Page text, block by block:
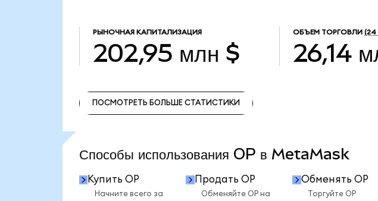
РЫНОЧНАЯ КАПИТАЛИЗАЦИЯ
202,95 млн $
ОБЪЕМ ТОРГОВЛИ (24
26,14
ПОСМОТРЕТЬ БОЛЬШЕ СТАТИСТИКИ
Способы использования OP в MetaMask
Купить OP
Начните всего за
Продать OP
Обменяйте OP на
Обменять OP
Торгуйте OP